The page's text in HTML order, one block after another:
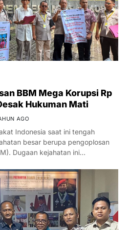
BBM Mega Korupsi Rp
Hukuman Mati
AGO
Indonesia saat ini tengah
besar berupa pengoplosan
Dugaan kejahatan ini…